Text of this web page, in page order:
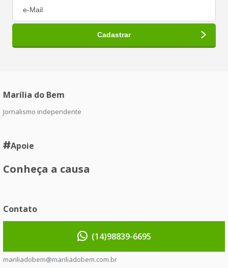
Marília do Bem
Jornalismo independente
Apoie
Conheça a causa
Contato
(14)98839-6695
mariliadobem@mariliadobem.com.br